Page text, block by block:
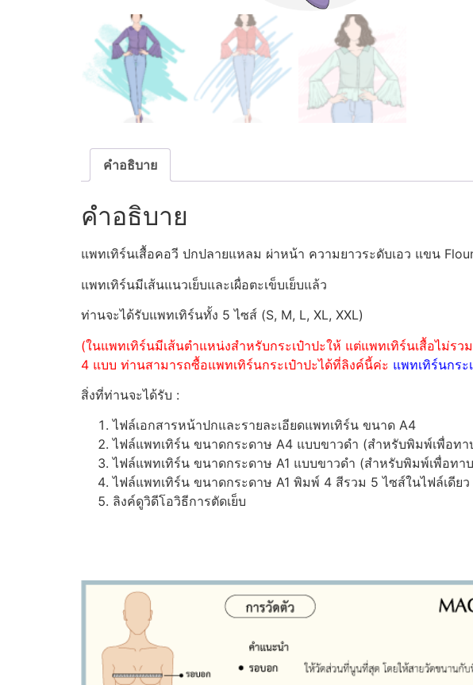
คำอธิบาย
คำอธิบาย
แพทเทิร์นเสื้อคอวี ปกปลายแหลม ผ่าหน้า ความยาวระดับเอว แขน
แพทเทิร์นมีเส้นแนวเย็บและเผื่อตะเข็บเย็บแล้ว
ท่านจะได้รับแพทเทิร์นทั้ง 5 ไซส์ (S, M, L, XL, XXL)
(ในแพทเทิร์นมีเส้นตำแหน่งสำหรับกระเป๋าปะให้ แต่แพทเทิร์นเสื้อไม่ร
4 แบบ ท่านสามารถซื้อแพทเทิร์นกระเป๋าปะได้ที่ลิงค์นี้ค่ะ แพทเทิร์นกระ
สิ่งที่ท่านจะได้รับ :
ไฟล์เอกสารหน้าปกและรายละเอียดแพทเทิร์น ขนาด A4
ไฟล์แพทเทิร์น ขนาดกระดาษ A4 แบบขาวดำ (สำหรับพิมพ์เพื่อท
ไฟล์แพทเทิร์น ขนาดกระดาษ A1 แบบขาวดำ (สำหรับพิมพ์เพื่อทา
ไฟล์แพทเทิร์น ขนาดกระดาษ A1 พิมพ์ 4 สีรวม 5 ไซส์ในไฟล์เดียว
ลิงค์ดูวิดีโอวิธีการตัดเย็บ